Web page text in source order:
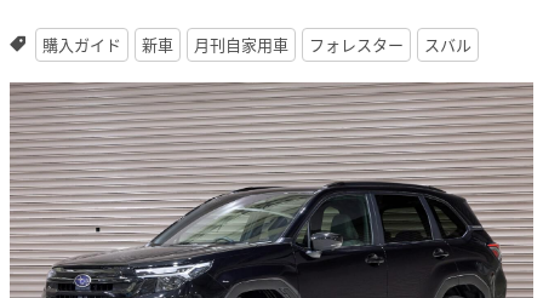
購入ガイド 新車 月刊自家用車 フォレスター スバル